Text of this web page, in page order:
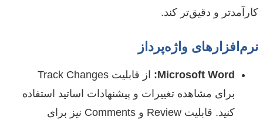
کارآمدتر و دقیق‌تر کند.
نرم‌افزارهای واژه‌پرداز
Microsoft Word:
از قابلیت Track Changes
برای مشاهده تغییرات و پیشنهادات اساتید استفاده
کنید. قابلیت Review و Comments نیز برای